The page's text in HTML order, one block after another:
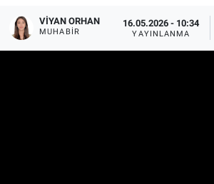
VIYAN ORHAN
MUHABIR
16.05.2026 - 10:34
YAYINLANMA
Haber Arşivi